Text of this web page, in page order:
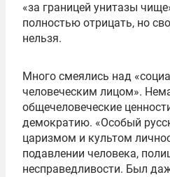
«за границей унитазы
полностью отрицать, но
нельзя.
Много смеялись над
человеческим лицом».
общечеловеческие
демократию. «Особый
царизмом и культом
подавлении человека,
несправедливости. Был